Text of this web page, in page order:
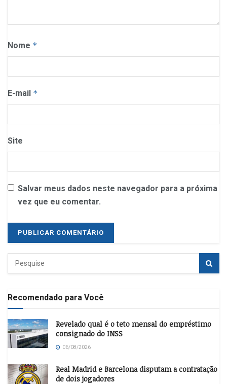
Nome *
E-mail *
Site
Salvar meus dados neste navegador para a próxima
vez que eu comentar.
Recomendado para Você
Revelado qual é o teto mensal do empréstimo
consignado do INSS
06/08/2026
Real Madrid e Barcelona disputam a contratação
de dois jogadores